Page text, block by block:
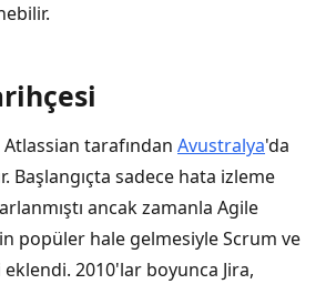
Atlassian tarafından Avustralya'da
Başlangıçta sadece hata izleme
ancak zamanla Agile
popüler hale gelmesiyle Scrum ve
2010'lar boyunca Jira,